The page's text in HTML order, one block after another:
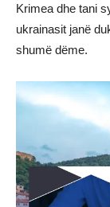
Krimea dhe tani
ukrainasit janë
shumë dëme.